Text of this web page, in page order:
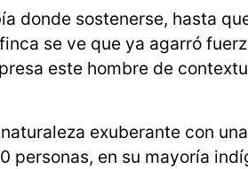
donde sostenerse, hasta
se ve que ya agarró
este hombre de
exuberante con
personas, en su mayoría